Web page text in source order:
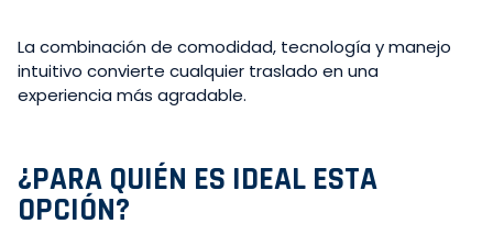
La combinación de comodidad, tecnología y manejo
intuitivo convierte cualquier traslado en una
experiencia más agradable.
¿PARA QUIÉN ES IDEAL ESTA
OPCIÓN?